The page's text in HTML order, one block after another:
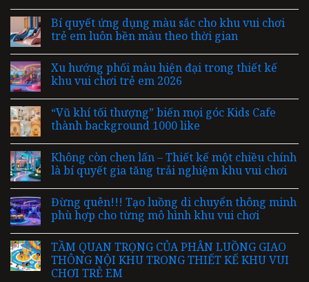
Bí quyết ứng dụng màu sắc cho khu vui chơi
trẻ em luôn bền màu theo thời gian
Xu hướng phối màu hiện đại trong thiết kế
khu vui chơi trẻ em 2026
“Vũ khí tối thượng” biến mọi góc Kids Cafe
thành background 1000 like
Không còn chen lấn – Thiết kế một chiều chính
là bí quyết gia tăng trải nghiệm khu vui chơi
Đừng quên!!! Tạo luồng di chuyển thông minh
phù hợp cho từng mô hình khu vui chơi
TẦM QUAN TRỌNG CỦA PHÂN LUỒNG GIAO
THÔNG NỘI KHU TRONG THIẾT KẾ KHU VUI
CHƠI TRẺ EM